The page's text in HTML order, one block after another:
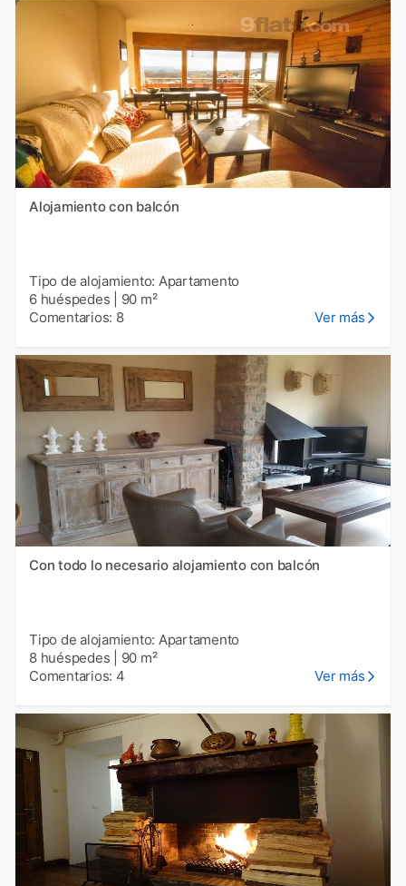
Alojamiento con balcón
Tipo de alojamiento: Apartamento
6 huéspedes
90 m²
Comentarios: 8
Ver más
Con todo lo necesario alojamiento con balcón
Tipo de alojamiento: Apartamento
8 huéspedes
90 m²
Comentarios: 4
Ver más